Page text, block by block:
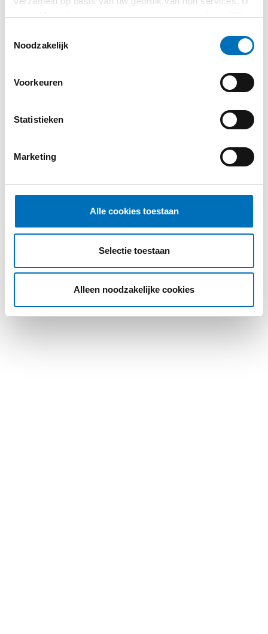
gaat akkoord met onze cookies als u onze website blijft
Noodzakelijk
Voorkeuren
Statistieken
Marketing
Alle cookies toestaan
Selectie toestaan
Alleen noodzakelijke cookies
We werken met de